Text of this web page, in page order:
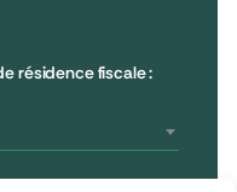
résidence fiscale :